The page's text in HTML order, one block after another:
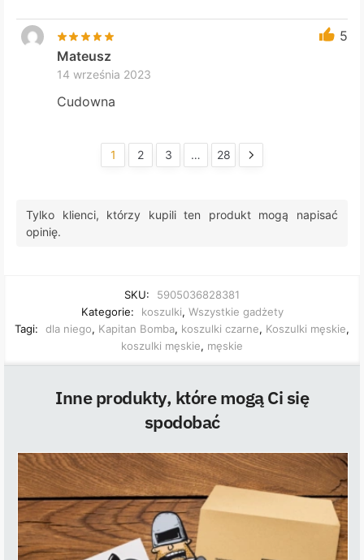
5
Mateusz
14 września 2023
Cudowna
1 2 3 … 28
Tylko klienci, którzy kupili ten produkt mogą napisać
opinię.
SKU:
5905036828381
Kategorie:
koszulki, Wszystkie gadżety
Tagi:
dla niego, Kapitan Bomba, koszulki czarne, Koszulki męskie,
koszulki męskie, męskie
Inne produkty, które mogą Ci się
spodobać